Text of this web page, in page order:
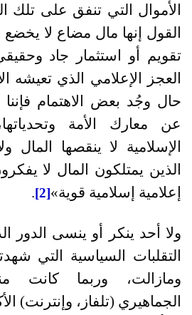
الأموال التي تنفق على تلك
القول إنها مال مضاع لا
تقويم أو استثمار جاد
العجز الإعلامي الذي تعيشه
حال وجُد بعض الاهتمام
عن معارك الأمة
الإسلامية لا ينقصها المال
الذين يمتلكون المال لا
إعلامية إسلامية قوية»
[2]
.
ولا أحد ينكر أو ينسى الدور
التقلبات السياسية التي
ومازالت، وربما كانت
الجماهيري (تلفاز، وإنترنت)